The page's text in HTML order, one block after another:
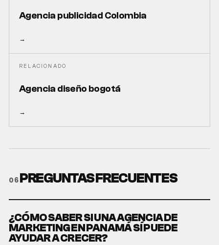
Agencia publicidad Colombia
→
RELACIONADO
Agencia diseño bogotá
→
06PREGUNTAS FRECUENTES
¿CÓMO SABER SI UNA AGENCIA DE
MARKETING EN PANAMÁ SÍ PUEDE
AYUDAR A CRECER?